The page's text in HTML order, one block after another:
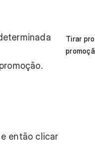
então clicar
Tirar